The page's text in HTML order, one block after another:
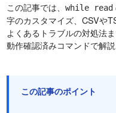
この記事では、while read
字のカスタマイズ、CSVや
よくあるトラブルの対処法
動作確認済みコマンドで解説
この記事のポイント